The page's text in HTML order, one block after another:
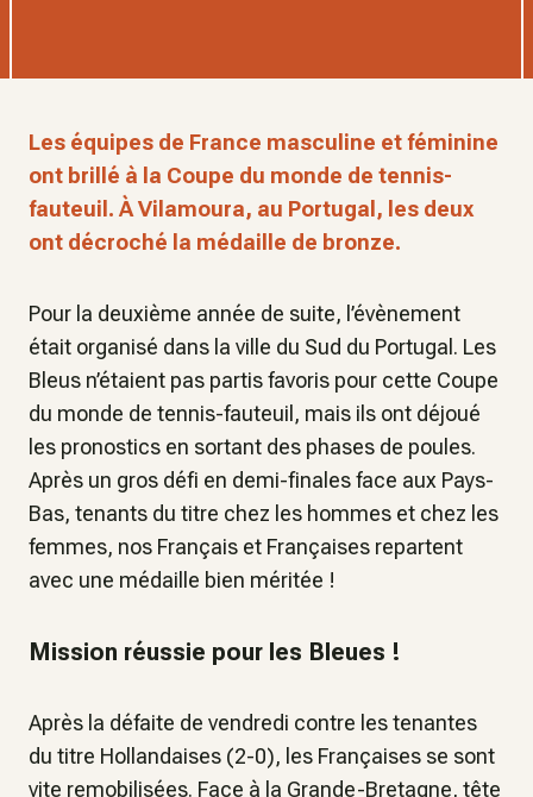
Les équipes de France masculine et féminine
ont brillé à la Coupe du monde de tennis-
fauteuil. À Vilamoura, au Portugal, les deux
ont décroché la médaille de bronze.
Pour la deuxième année de suite, l’évènement
était organisé dans la ville du Sud du Portugal. Les
Bleus n’étaient pas partis favoris pour cette Coupe
du monde de tennis-fauteuil, mais ils ont déjoué
les pronostics en sortant des phases de poules.
Après un gros défi en demi-finales face aux Pays-
Bas, tenants du titre chez les hommes et chez les
femmes, nos Français et Françaises repartent
avec une médaille bien méritée !
Mission réussie pour les Bleues !
Après la défaite de vendredi contre les tenantes
du titre Hollandaises (2-0), les Françaises se sont
vite remobilisées. Face à la Grande-Bretagne, tête